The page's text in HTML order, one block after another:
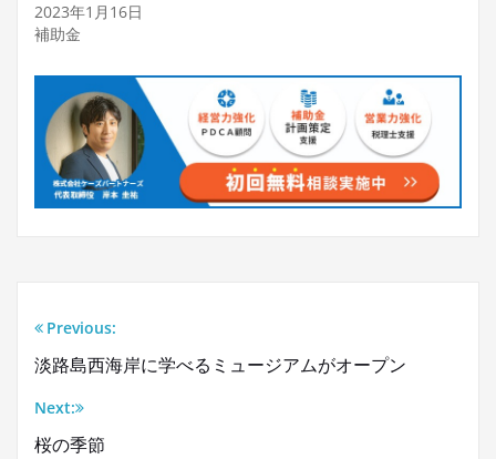
2023年1月16日
補助金
投
稿
ナ
Previous:
淡路島西海岸に学べるミュージアムがオープン
Next:
桜の季節